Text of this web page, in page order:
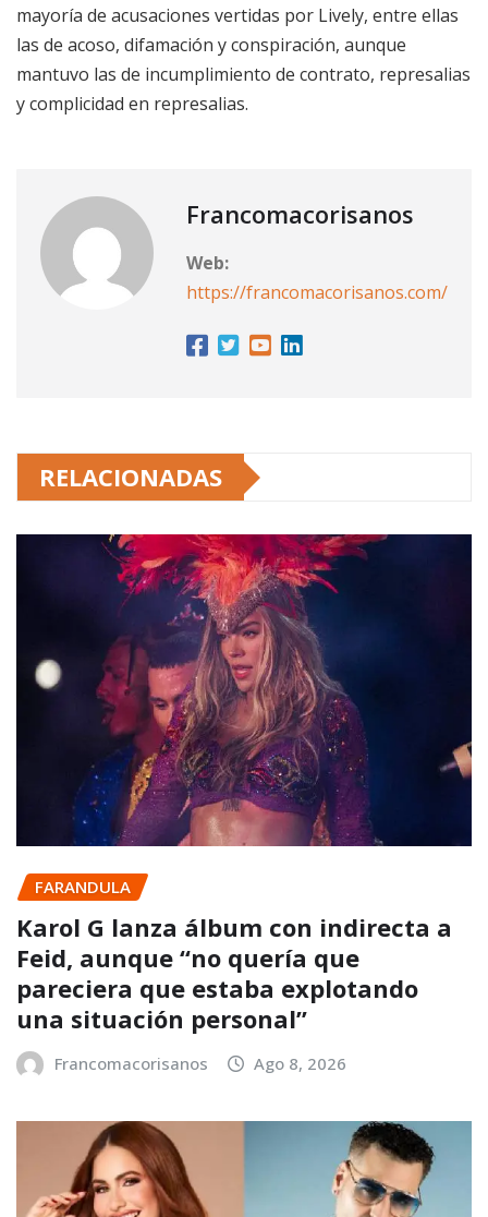
mayoría de acusaciones vertidas por Lively, entre ellas
las de acoso, difamación y conspiración, aunque
mantuvo las de incumplimiento de contrato, represalias
y complicidad en represalias.
Francomacorisanos
Web:
https://francomacorisanos.com/
RELACIONADAS
FARANDULA
Karol G lanza álbum con indirecta a
Feid, aunque “no quería que
pareciera que estaba explotando
una situación personal”
Francomacorisanos Ago 8, 2026